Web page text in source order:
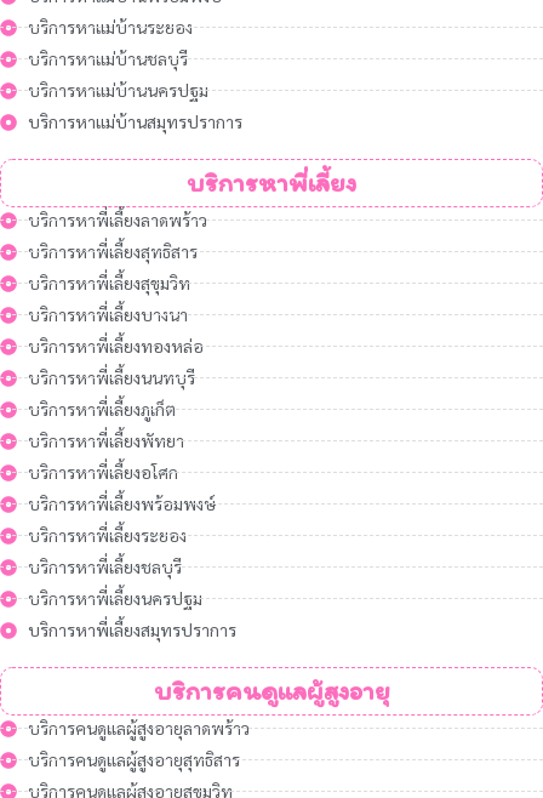
บริการหาแม่บ้านระยอง
บริการหาแม่บ้านชลบุรี
บริการหาแม่บ้านนครปฐม
บริการหาแม่บ้านสมุทรปราการ
บริการหาพี่เลี้ยง
บริการหาพี่เลี้ยงลาดพร้าว
บริการหาพี่เลี้ยงสุทธิสาร
บริการหาพี่เลี้ยงสุขุมวิท
บริการหาพี่เลี้ยงบางนา
บริการหาพี่เลี้ยงทองหล่อ
บริการหาพี่เลี้ยงนนทบุรี
บริการหาพี่เลี้ยงภูเก็ต
บริการหาพี่เลี้ยงพัทยา
บริการหาพี่เลี้ยงอโศก
บริการหาพี่เลี้ยงพร้อมพงษ์
บริการหาพี่เลี้ยงระยอง
บริการหาพี่เลี้ยงชลบุรี
บริการหาพี่เลี้ยงนครปฐม
บริการหาพี่เลี้ยงสมุทรปราการ
บริการคนดูแลผู้สูงอายุ
บริการคนดูแลผู้สูงอายุลาดพร้าว
บริการคนดูแลผู้สูงอายุสุทธิสาร
บริการคนดูแลผู้สูงอายุสุขุมวิท